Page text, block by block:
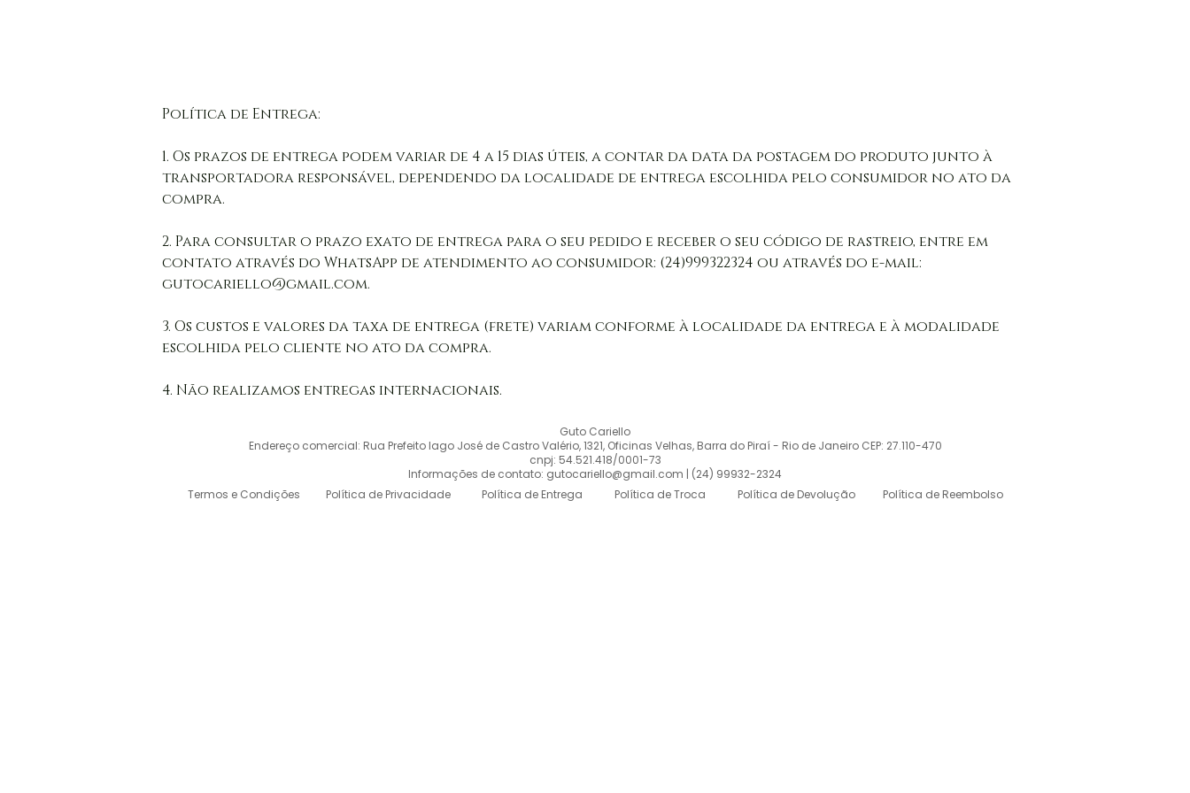
Política de Entrega:
1. Os prazos de entrega podem variar de 4 a 15 dias úteis, a contar da data da postagem do produto junto à
transportadora responsável, dependendo da localidade de entrega escolhida pelo consumidor no ato da
compra.
2. Para consultar o prazo exato de entrega para o seu pedido e receber o seu código de rastreio, entre em
contato através do WhatsApp de atendimento ao consumidor: (24)999322324 ou através do e-mail:
gutocariello@gmail.com.
3. Os custos e valores da taxa de entrega (frete) variam conforme à localidade da entrega e à modalidade
escolhida pelo cliente no ato da compra.
4. Não realizamos entregas internacionais.
Guto Cariello
Endereço comercial: Rua Prefeito Iago José de Castro Valério, 1321, Oficinas Velhas, Barra do Piraí - Rio de Janeiro CEP: 27.110-470
cnpj: 54.521.418/0001-73
Informações de contato: gutocariello@gmail.com | (24) 99932-2324
Termos e Condições
Política de Privacidade Política de Entrega Política de Troca Política de Devolução Política de Reembolso